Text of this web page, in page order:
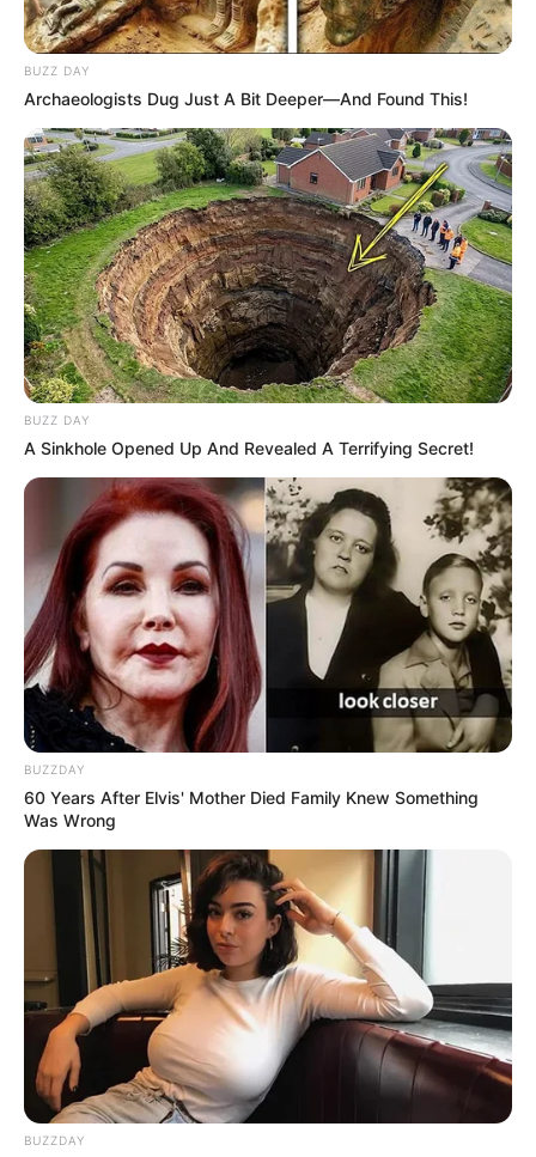
BUZZ DAY
Archaeologists Dug Just A Bit Deeper—And Found This!
BUZZ DAY
A Sinkhole Opened Up And Revealed A Terrifying Secret!
BUZZDAY
60 Years After Elvis' Mother Died Family Knew Something
Was Wrong
BUZZDAY